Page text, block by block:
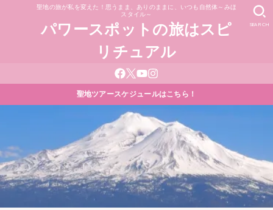
聖地の旅が私を変えた！思うまま、ありのままに、いつも自然体～みほ
スタイル～
パワースポットの旅はスピ
リチュアル
SEARCH
聖地ツアースケジュールはこちら！